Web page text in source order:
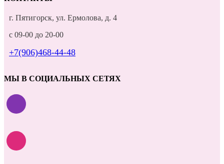
г. Пятигорск, ул. Ермолова, д. 4
с 09-00 до 20-00
+7(906)468-44-48
МЫ В СОЦИАЛЬНЫХ СЕТЯХ